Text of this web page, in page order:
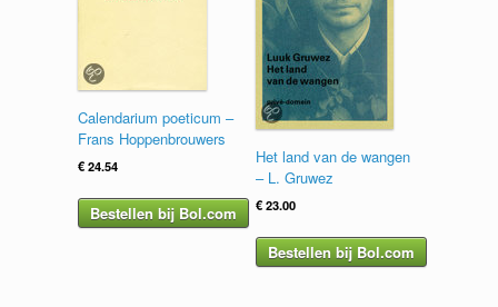
Calendarium poeticum –
Frans Hoppenbrouwers
€24.54
Bestellen bij Bol.com
Het land van de wangen
– L. Gruwez
€23.00
Bestellen bij Bol.com